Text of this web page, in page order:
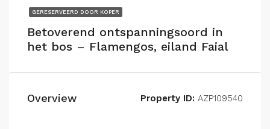
GERESERVEERD DOOR KOPER
Betoverend ontspanningsoord in
het bos – Flamengos, eiland Faial
Overview Property ID: AZP109540